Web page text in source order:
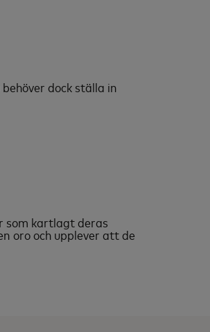
dock ställa in
som kartlagt deras
oro och upplever att de